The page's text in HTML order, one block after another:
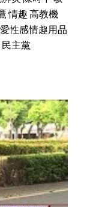
情趣高教機
愛性感情趣用品
民主黨